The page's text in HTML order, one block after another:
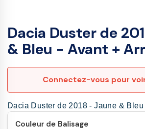
Dacia Duster de
& Bleu - Avant +
Connectez-vous pour
Dacia Duster de 2018 - Jaune &
Couleur de Balisage